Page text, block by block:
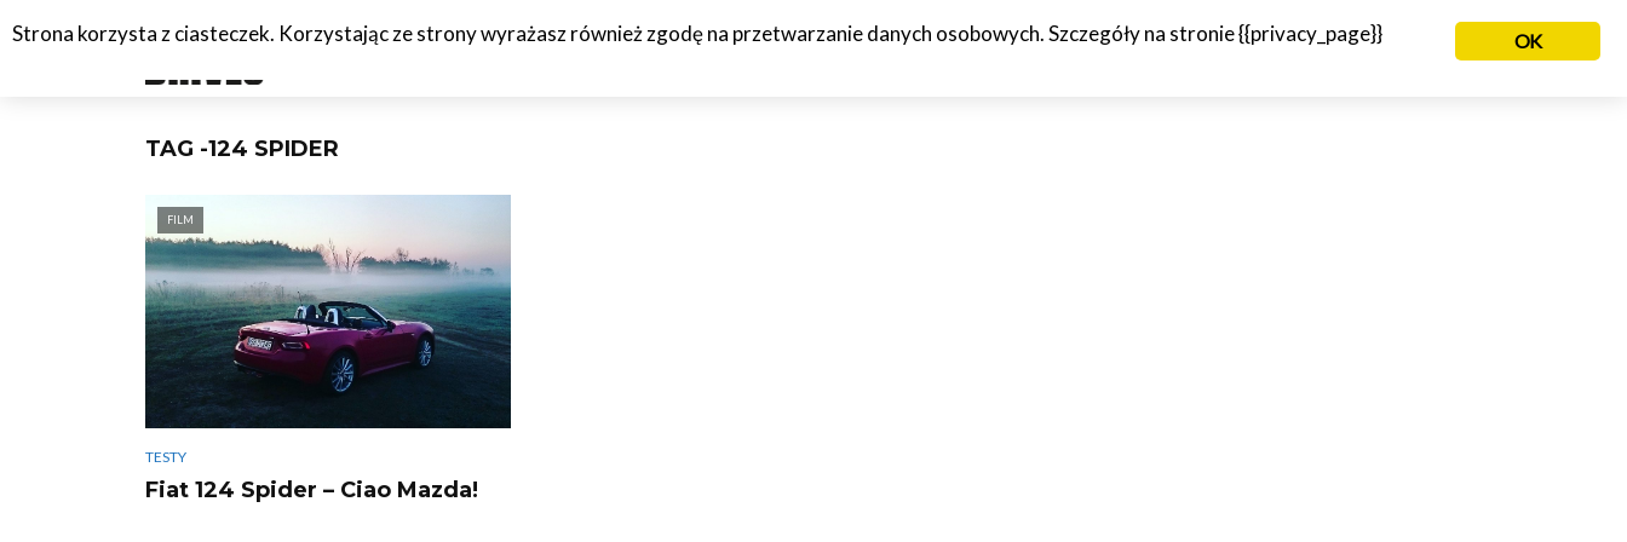
CZTERY KÓŁKA JAZDA PRÓBNA WTF! O MNIE
TAG -124 SPIDER
FILM
TESTY
Fiat 124 Spider – Ciao Mazda!
OK
Strona korzysta z ciasteczek. Korzystając ze strony wyrażasz również zgodę na przetwarzanie danych osobowych. Szczegóły na stronie {{privacy_page}}